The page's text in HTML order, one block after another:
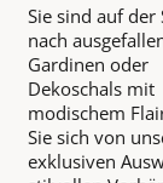
Sie sind auf der
nach
Gardinen oder
Dekoschals mit
modischem
Sie sich von
exklusiven